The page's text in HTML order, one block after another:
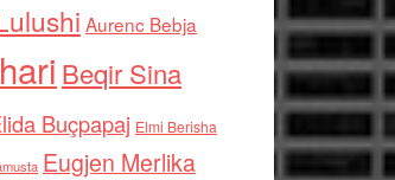
Aurenc Bebja
Beqir Sina
Buçpapaj Elmi Berisha
Eugjen Merlika